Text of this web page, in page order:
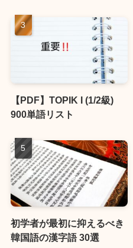
【PDF】TOPIK I (1/2級)
900単語リスト
初学者が最初に抑えるべき
韓国語の漢字語 30選